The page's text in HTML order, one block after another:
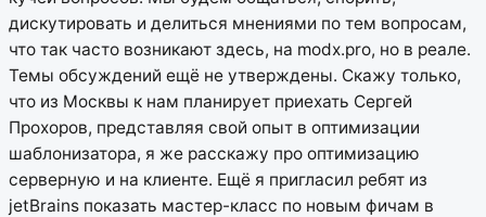
дискутировать и делиться мнениями по тем вопросам,
что так часто возникают здесь, на modx.pro, но в реале.
Темы обсуждений ещё не утверждены. Скажу только,
что из Москвы к нам планирует приехать Сергей
Прохоров, представляя свой опыт в оптимизации
шаблонизатора, я же расскажу про оптимизацию
серверную и на клиенте. Ещё я пригласил ребят из
jetBrains показать мастер-класс по новым фичам в